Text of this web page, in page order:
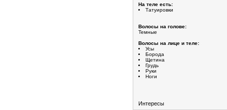
На теле есть:
Татуировки
Волосы на голове:
Темные
Волосы на лице и теле:
Усы
Борода
Щетина
Грудь
Руки
Ноги
Интересы